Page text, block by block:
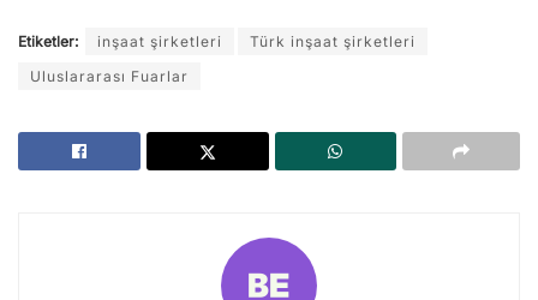
Etiketler: inşaat şirketleri
Türk inşaat şirketleri
Uluslararası Fuarlar